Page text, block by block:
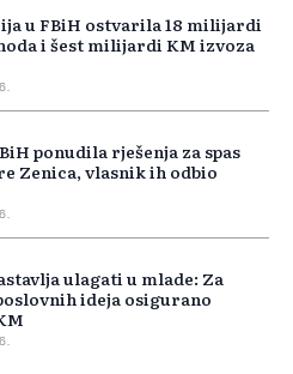
u FBiH ostvarila 18 milijardi
i šest milijardi KM izvoza
ponudila rješenja za spas
Zenica, vlasnik ih odbio
ulagati u mlade: Za
ideja osigurano